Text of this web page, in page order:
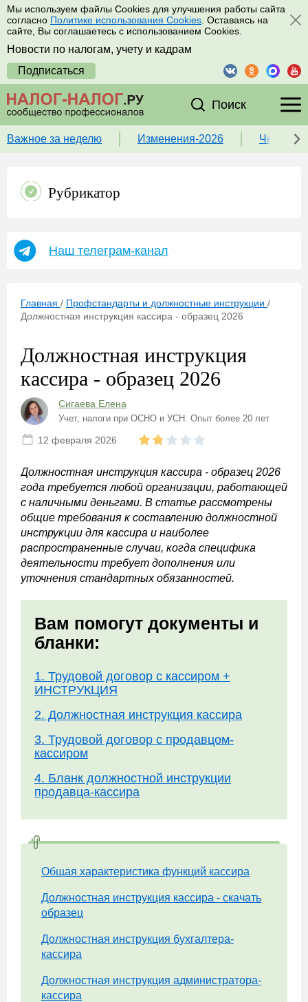
Мы используем файлы Cookies для улучшения работы сайта
согласно Политике использования Cookies . Оставаясь на
сайте, Вы соглашаетесь с использованием Cookies.
Новости по налогам, учету и кадрам
Подписаться
Поиск
Важное за неделю Изменения-2026 Чек-
Рубрикатор
Наш телеграм-канал
Главная / Профстандарты и должностные инструкции /
Должностная инструкция кассира - образец 2026
Должностная инструкция
кассира - образец 2026
Сигаева Елена
Учет, налоги при ОСНО и УСН. Опыт более 20 лет
12 февраля 2026
Должностная инструкция кассира - образец 2026
года требуется любой организации, работающей
с наличными деньгами. В статье рассмотрены
общие требования к составлению должностной
инструкции для кассира и наиболее
распространенные случаи, когда специфика
деятельности требует дополнения или
уточнения стандартных обязанностей.
Вам помогут документы и
бланки:
1. Трудовой договор с кассиром +
ИНСТРУКЦИЯ
2. Должностная инструкция кассира
3. Трудовой договор с продавцом-
кассиром
4. Бланк должностной инструкции
продавца-кассира
Общая характеристика функций кассира
Должностная инструкция кассира - скачать
образец
Должностная инструкция бухгалтера-
кассира
Должностная инструкция администратора-
кассира